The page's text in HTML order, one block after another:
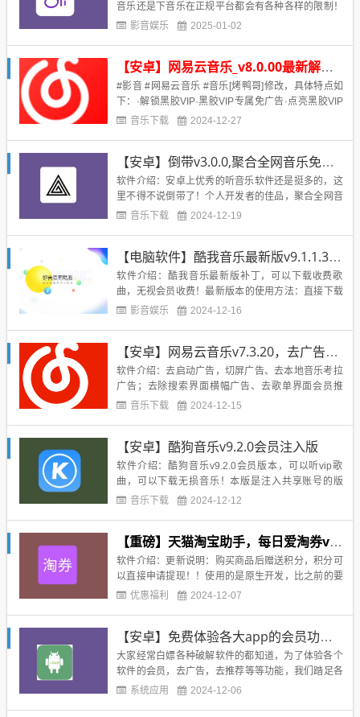
音乐还是下音乐在正规平台都会有各种各样的限制！
而魔音Morin这款神器，就可以很好地解决这个限
面十分清爽，使用流畅！软件截图：首先，我们打开
软件，无需安装，一键直...
影音娱乐 2025-01-02
【安卓】网易云音乐_v8.0.00最新解锁黑胶高级版本
#影音 #网易云音乐 #音乐[烤鸭哥]修改，具体特点如
下：·解锁黑胶VIP·黑胶VIP专属免广告·点亮黑胶VIP
图标·黑胶VIP专属音效·黑胶VIP专属动效·黑胶VIP专
音乐下载 2024-12-27
【安卓】倒带v3.0.0,聚合全网音乐免费下载
软件介绍：安卓上优秀的听音乐软件还是挺多的，这
里不得不说倒带了！个人开发者的佳品，聚合全网音
乐解析，可以免费下载，免费听！mv，歌词，支持网
音乐下载 2024-12-19
【电脑软件】酷我音乐最新版v9.1.1.3破解绿色版，可下载收费歌曲！
软件介绍：酷我音乐最新版补丁，可以下载收费歌
曲，无视会员收费！最新版本的使用方法：直接下载
压缩包，解压后，运行绿化再将kwmusic.exe复制替
童专区、小说专区内容升级3、【评论】评论相关内
容优化...
影音娱乐 2024-12-16
【安卓】网易云音乐v7.3.20，去广告精简版本地vip黑胶版
软件介绍：去启动广告，切屏广告、去本地音乐考拉
广告；去除搜索界面横幅广告、去歌单界面会员推
广；精简侧边栏、精简设置页面、去除发现页横幅；
限服务；软件截图：下载地址：...
音乐下载 2024-12-15
【安卓】酷狗音乐v9.2.0会员注入版
软件介绍：酷狗音乐v9.2.0会员版本，可以听vip歌
曲，可以下载无损音乐！本版是注入共享账号的版
本，理论不会太长久，大家爽一时是一时！使用方
后，就可以免费听下各种vip了！会自动登录一个账
号！不便之处就是不能够...
音乐下载 2024-12-12
【重磅】天猫淘宝助手，每日爱淘券v3.3.1，大额优惠券，购买立返现金，随便就省好几百
软件介绍：更新说明：购买商品后赠送积分，积分可
以直接申请提现！！使用的是原生开发，比之前的要
流畅很多很多！软件集合了所有的天猫和淘宝优惠商
团队每天更新的，所以品质有保障！大额券有很多，
使用也超级简单，直接淘宝...
优惠福利 2024-12-07
【安卓】免费体验各大app的会员功能，你确定你不来？
大家经常白嫖各种破解软件的都知道，为了体验各个
软件的会员，去广告，去推荐等等功能，我们踏足各
种论坛，经常引擎搜索一个遍，也找不到靠谱的软
系统应用 2024-12-06